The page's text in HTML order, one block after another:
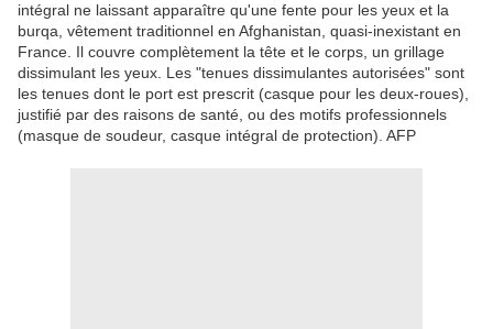
intégral ne laissant apparaître qu'une fente pour les yeux et la
burqa, vêtement traditionnel en Afghanistan, quasi-inexistant en
France. Il couvre complètement la tête et le corps, un grillage
dissimulant les yeux. Les "tenues dissimulantes autorisées" sont
les tenues dont le port est prescrit (casque pour les deux-roues),
justifié par des raisons de santé, ou des motifs professionnels
(masque de soudeur, casque intégral de protection). AFP